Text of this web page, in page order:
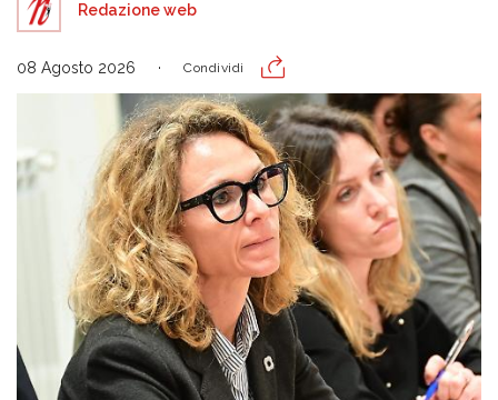
Redazione web
08 Agosto 2026 Condividi